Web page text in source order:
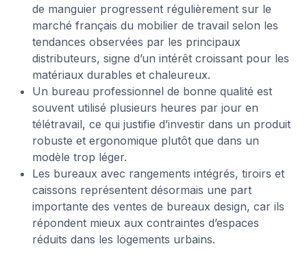
de manguier progressent régulièrement sur le
marché français du mobilier de travail selon les
tendances observées par les principaux
distributeurs, signe d’un intérêt croissant pour les
matériaux durables et chaleureux.
Un bureau professionnel de bonne qualité est
souvent utilisé plusieurs heures par jour en
télétravail, ce qui justifie d’investir dans un produit
robuste et ergonomique plutôt que dans un
modèle trop léger.
Les bureaux avec rangements intégrés, tiroirs et
caissons représentent désormais une part
importante des ventes de bureaux design, car ils
répondent mieux aux contraintes d’espaces
réduits dans les logements urbains.